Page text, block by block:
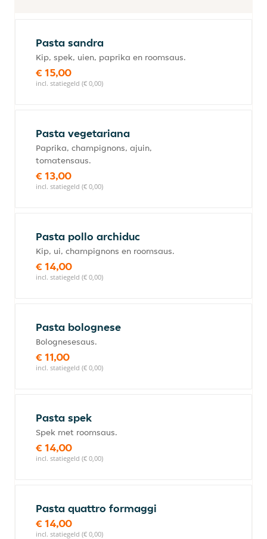
Pasta sandra
Kip, spek, uien, paprika en roomsaus.
€ 15,00
incl. statiegeld (€ 0,00)
Pasta vegetariana
Paprika, champignons, ajuin,
tomatensaus.
€ 13,00
incl. statiegeld (€ 0,00)
Pasta pollo archiduc
Kip, ui, champignons en roomsaus.
€ 14,00
incl. statiegeld (€ 0,00)
Pasta bolognese
Bolognesesaus.
€ 11,00
incl. statiegeld (€ 0,00)
Pasta spek
Spek met roomsaus.
€ 14,00
incl. statiegeld (€ 0,00)
Pasta quattro formaggi
€ 14,00
incl. statiegeld (€ 0,00)